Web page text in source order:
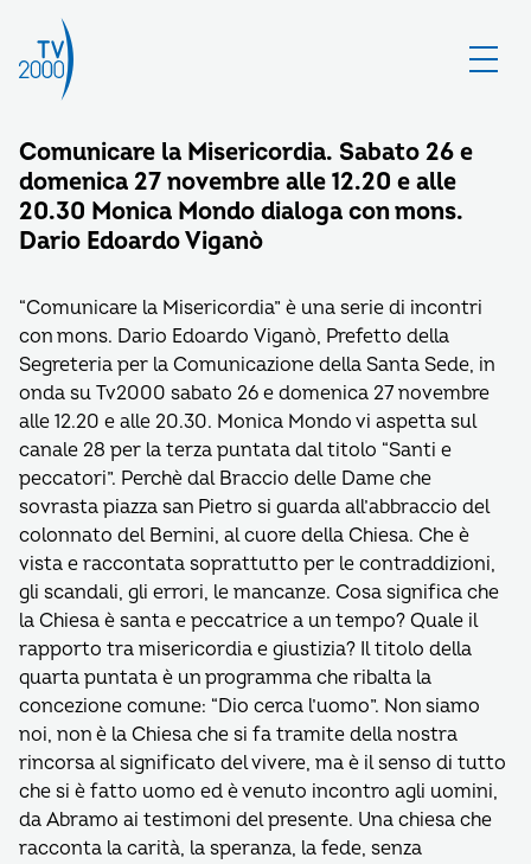
Comunicare la Misericordia. Sabato 26 e
domenica 27 novembre alle 12.20 e alle
20.30 Monica Mondo dialoga con mons.
Dario Edoardo Viganò
“Comunicare la Misericordia” è una serie di incontri
con mons. Dario Edoardo Viganò, Prefetto della
Segreteria per la Comunicazione della Santa Sede, in
onda su Tv2000 sabato 26 e domenica 27 novembre
alle 12.20 e alle 20.30. Monica Mondo vi aspetta sul
canale 28 per la terza puntata dal titolo “Santi e
peccatori”. Perchè dal Braccio delle Dame che
sovrasta piazza san Pietro si guarda all’abbraccio del
colonnato del Bernini, al cuore della Chiesa. Che è
vista e raccontata soprattutto per le contraddizioni,
gli scandali, gli errori, le mancanze. Cosa significa che
la Chiesa è santa e peccatrice a un tempo? Quale il
rapporto tra misericordia e giustizia? Il titolo della
quarta puntata è un programma che ribalta la
concezione comune: “Dio cerca l’uomo”. Non siamo
noi, non è la Chiesa che si fa tramite della nostra
rincorsa al significato del vivere, ma è il senso di tutto
che si è fatto uomo ed è venuto incontro agli uomini,
da Abramo ai testimoni del presente. Una chiesa che
racconta la carità, la speranza, la fede, senza